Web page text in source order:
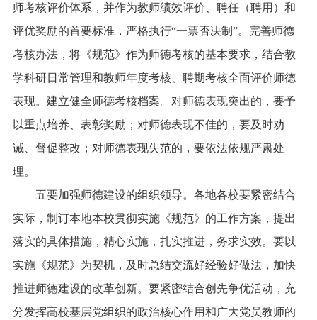
师考核评价体系，并作为教师绩效评价、聘任（聘用）和
评优奖励的首要标准，严格执行“一票否决制”。完善师德
考核办法，将《规范》作为师德考核的基本要求，结合教
学科研日常管理和教师年度考核、聘期考核全面评价师德
表现。建立健全师德考核档案。对师德表现突出的，要予
以重点培养、表彰奖励；对师德表现不佳的，要及时劝
诫、督促整改；对师德表现失范的，要依法依规严肃处
理。
五要加强师德建设的组织领导。各地各校要紧密结合
实际，制订本地本校贯彻实施《规范》的工作方案，提出
落实的具体措施，精心实施，扎实推进，务求实效。要以
实施《规范》为契机，及时总结交流好经验好做法，加快
推进师德建设的改革创新。要紧密结合创先争优活动，充
分发挥高校基层党组织的政治核心作用和广大党员教师的